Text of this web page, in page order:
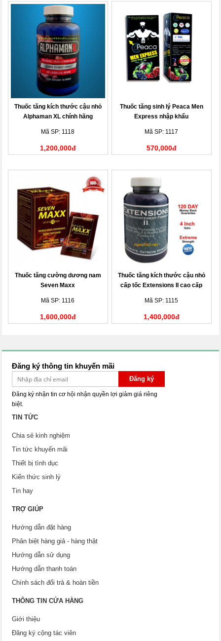
Thuốc tăng kích thước cậu nhỏ
Alphaman XL chính hãng
Mã SP: 1118
1,200,000đ
Thuốc tăng sinh lý Peaca Men
Express nhập khẩu
Mã SP: 1117
570,000đ
Thuốc tăng cường dương nam
Seven Maxx
Mã SP: 1116
1,600,000đ
Thuốc tăng kích thước cậu nhỏ
cấp tốc Extensions II cao cấp
Mã SP: 1115
1,400,000đ
Đăng ký thông tin khuyến mãi
Đăng ký
Đăng ký nhận tin cơ hội nhận quyền lợi giảm giá riêng
biệt.
TIN TỨC
Chia sẻ kinh nghiệm
Tin tức khuyến mãi
Thiết bị tình dục
Kiến thức sinh lý
Tin hay
TRỢ GIÚP
Hướng dẫn đặt hàng
Phân biệt hàng giả - hàng thật
Hướng dẫn sử dụng
Hướng dẫn thanh toán
Chính sách đổi trả & hoàn tiền
THÔNG TIN CỬA HÀNG
Giới thiệu
Đăng ký cộng tác viên